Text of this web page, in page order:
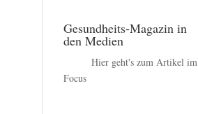
Gesundheits-Magazin in
den Medien
Hier geht's zum Artikel im
Focus